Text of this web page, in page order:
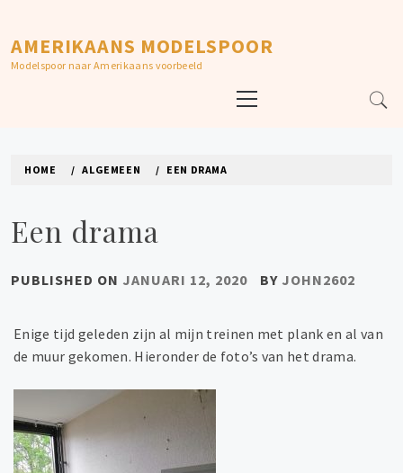
content
AMERIKAANS MODELSPOOR
Modelspoor naar Amerikaans voorbeeld
Menu
HOME ALGEMEEN EEN DRAMA
Een drama
PUBLISHED ON JANUARI 12, 2020 BY JOHN2602
Enige tijd geleden zijn al mijn treinen met plank en al van
de muur gekomen. Hieronder de foto’s van het drama.